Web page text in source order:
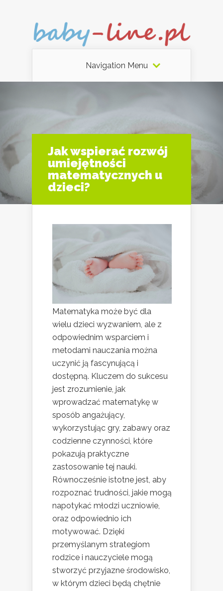
Navigation Menu
Jak wspierać rozwój
umiejętności
matematycznych u
dzieci?
Matematyka może być dla
wielu dzieci wyzwaniem, ale z
odpowiednim wsparciem i
metodami nauczania można
uczynić ją fascynującą i
dostępną. Kluczem do sukcesu
jest zrozumienie, jak
wprowadzać matematykę w
sposób angażujący,
wykorzystując gry, zabawy oraz
codzienne czynności, które
pokazują praktyczne
zastosowanie tej nauki.
Równocześnie istotne jest, aby
rozpoznać trudności, jakie mogą
napotykać młodzi uczniowie,
oraz odpowiednio ich
motywować. Dzięki
przemyślanym strategiom
rodzice i nauczyciele mogą
stworzyć przyjazne środowisko,
w którym dzieci będą chętnie